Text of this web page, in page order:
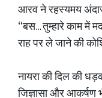
आरव ने रहस्यमय
“बस… तुम्हारे काम में
राह पर ले जाने की
नायरा की दिल की
जिज्ञासा और आकर्षण